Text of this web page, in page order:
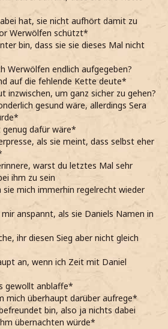
hat, sie nicht aufhört damit zu
Werwölfen schützt*
bin, dass sie sie dieses Mal nicht
Werwölfen endlich aufgegeben?
auf die fehlende Kette deute*
inzwischen, um ganz sicher zu gehen?
gesund wäre, allerdings Sera
dafür wäre*
als sie meint, dass selbst eher
warst du letztes Mal sehr
ihm zu sein
mich immerhin regelrecht wieder
anspannt, als sie Daniels Namen in
ihr diesen Sieg aber nicht gleich
an, wenn ich Zeit mit Daniel
gewollt anblaffe*
mich überhaupt darüber aufrege*
bin, also ja nichts dabei
übernachten würde*